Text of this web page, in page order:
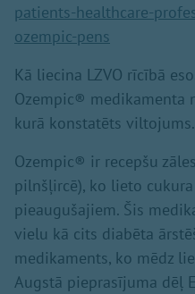
patients-healthcare-
ozempic-pens
Kā liecina LZVO rīcībā
Ozempic® medikamenta
kurā konstatēts viltojums.
Ozempic® ir recepšu
pilnšļircē), ko lieto
pieaugušajiem. Šis
vielu kā cits diabēta
medikaments, ko mēdz
Augstā pieprasījuma dēļ